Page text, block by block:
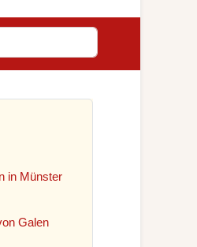
in Münster
Galen